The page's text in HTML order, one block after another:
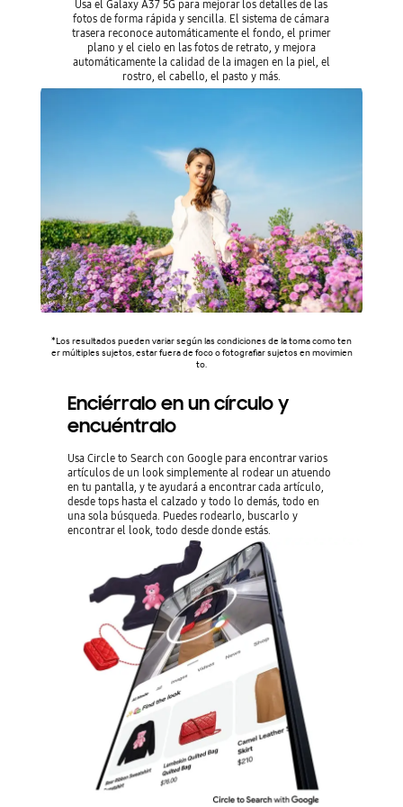
Usa el Galaxy A37 5G para mejorar los detalles de las
fotos de forma rápida y sencilla. El sistema de cámara
trasera reconoce automáticamente el fondo, el primer
plano y el cielo en las fotos de retrato, y mejora
automáticamente la calidad de la imagen en la piel, el
rostro, el cabello, el pasto y más.
*Los resultados pueden variar según las condiciones de la toma como ten
er múltiples sujetos, estar fuera de foco o fotografiar sujetos en movimien
to.
Enciérralo en un círculo y
encuéntralo
Usa Circle to Search con Google para encontrar varios
artículos de un look simplemente al rodear un atuendo
en tu pantalla, y te ayudará a encontrar cada artículo,
desde tops hasta el calzado y todo lo demás, todo en
una sola búsqueda. Puedes rodearlo, buscarlo y
encontrar el look, todo desde donde estás.